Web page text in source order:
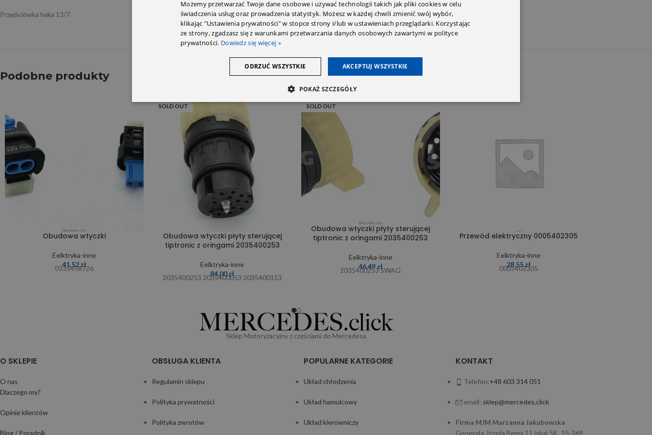
Przejściówka haka 13/7
Podobne produkty
Obudowa wtyczki
Eelktryka-inne
41,52zł
0335458726
SOLD OUT
Obudowa wtyczki płyty sterującej
tiptronic z oringami 2035400253
Eelktryka-inne
84,00zł
2035400253 2035400053 2035400153
SOLD OUT
Obudowa wtyczki płyty sterującej
tiptronic z oringami 2035400253
Eelktryka-inne
46,49zł
2035400253 SWAG
Przewód elektryczny 0005402305
Eelktryka-inne
28,55zł
0005402305
Sklep Motoryzacyjny z częściami do Mercedesa
O SKLEPIE
O nas
Dlaczego my?
Opinie klientów
Blog / Poradnik
OBSŁUGA KLIENTA
Regulamin sklepu
Polityka prywatności
Polityka zwrotów
POPULARNE KATEGORIE
Układ chłodzenia
Układ hamulcowy
Układ kierowniczy
KONTAKT
Telefon:+48 603 314 051
email: sklep@mercedes.click
Firma MJM Marzanna Jakubowska
Generała Józefa Bema 11 lokal 58 , 15-369
Możemy przetwarzać Twoje dane osobowe i używać technologii takich jak pliki cookies w celu
świadczenia usług oraz prowadzenia statystyk. Możesz w każdej chwili zmienić swój wybór,
klikając "Ustawienia prywatności" w stopce strony i/lub w ustawieniach przeglądarki. Korzystając
ze strony, zgadzasz się z warunkami przetwarzania danych osobowych zawartymi w polityce
prywatności. Dowiedz się więcej »
AKCEPTUJ WSZYSTKIE
ODRZUĆ WSZYSTKIE
POKAŻ SZCZEGÓŁY